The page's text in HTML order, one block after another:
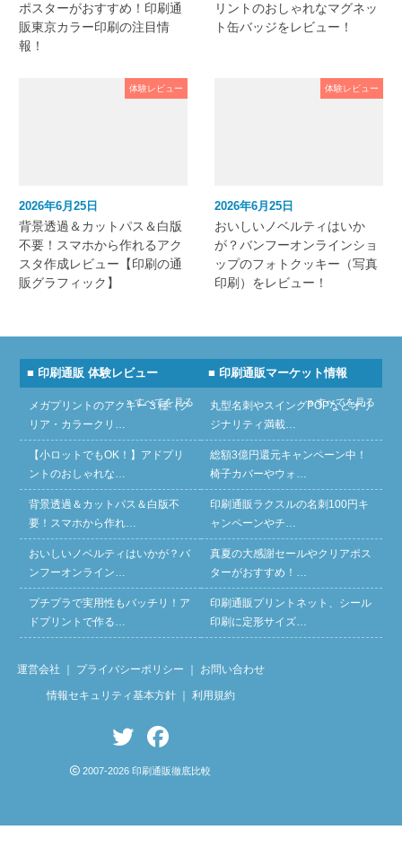
ポスターがおすすめ！印刷通
販東京カラー印刷の注目情
報！
リントのおしゃれなマグネッ
ト缶バッジをレビュー！
体験レビュー
2026年6月25日
背景透過＆カットパス＆白版
不要！スマホから作れるアク
スタ作成レビュー【印刷の通
販グラフィック】
体験レビュー
2026年6月25日
おいしいノベルティはいか
が？バンフーオンラインショ
ップのフォトクッキー（写真
印刷）をレビュー！
■ 印刷通販 体験レビュー
» すべてを見る
メガプリントのアクキー３種（ク
リア・カラークリ…
【小ロットでもOK！】アドプリ
ントのおしゃれな…
背景透過＆カットパス＆白版不
要！スマホから作れ…
おいしいノベルティはいかが？バ
ンフーオンライン…
プチプラで実用性もバッチリ！ア
ドプリントで作る…
■ 印刷通販マーケット情報
» すべてを見る
丸型名刺やスイングPOPなどオリ
ジナリティ満載…
総額3億円還元キャンペーン中！
椅子カバーやウォ…
印刷通販ラクスルの名刺100円キ
ャンペーンやチ…
真夏の大感謝セールやクリアポス
ターがおすすめ！…
印刷通販プリントネット、シール
印刷に定形サイズ…
運営会社 プライバシーポリシー お問い合わせ
情報セキュリティ基本方針｜ 利用規約
2007-2026 印刷通販徹底比較